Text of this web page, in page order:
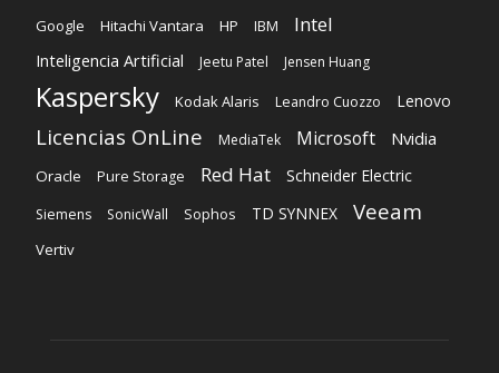
Google Hitachi Vantara HP IBM Intel
Inteligencia Artificial Jeetu Patel Jensen Huang
Kaspersky Kodak Alaris Leandro Cuozzo Lenovo
Licencias OnLine MediaTek Microsoft Nvidia
Oracle Pure Storage Red Hat Schneider Electric
Siemens SonicWall Sophos TD SYNNEX Veeam
Vertiv